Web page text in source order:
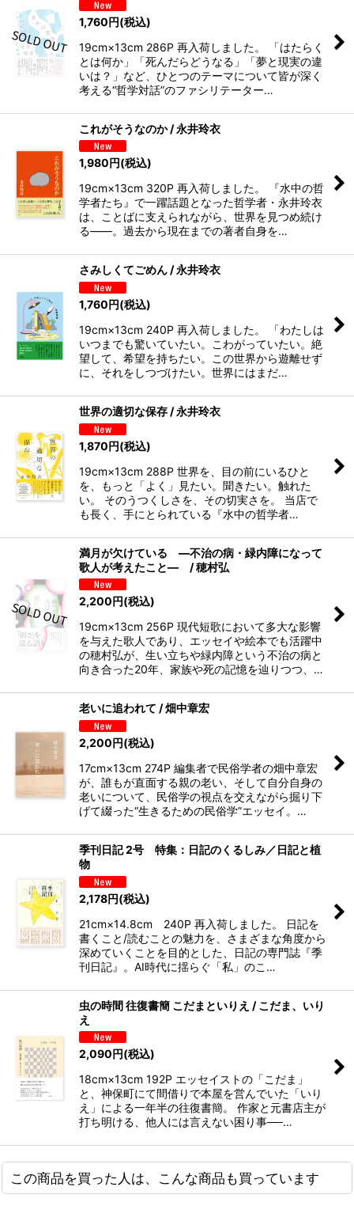
1,760円(税込)
19cm×13cm 286P 再入荷しました。 「はたらく
とは何か」「死んだらどうなる」「夢と現実の違
いは？」など、ひとつのテーマについて皆が深く
考える“哲学対話”のファシリテーター…
これがそうなのか / 永井玲衣
1,980円(税込)
19cm×13cm 320P 再入荷しました。 『水中の哲
学者たち』で一躍話題となった哲学者・永井玲衣
は、ことばに支えられながら、世界を見つめ続け
る――。過去から現在までの著者自身を…
さみしくてごめん / 永井玲衣
1,760円(税込)
19cm×13cm 240P 再入荷しました。 「わたしは
いつまでも驚いていたい。こわがっていたい。絶
望して、希望を持ちたい。この世界から遊離せず
に、それをしつづけたい。世界にはまだ…
世界の適切な保存 / 永井玲衣
1,870円(税込)
19cm×13cm 288P 世界を、目の前にいるひと
を、もっと「よく」見たい。聞きたい。触れた
い。 そのうつくしさを、その切実さを。 当店で
も長く、手にとられている『水中の哲学者…
満月が欠けている ―不治の病・緑内障になって
歌人が考えたこと― / 穂村弘
2,200円(税込)
19cm×13cm 256P 現代短歌において多大な影響
を与えた歌人であり、エッセイや絵本でも活躍中
の穂村弘が、生い立ちや緑内障という不治の病と
向き合った20年、家族や死の記憶を辿りつつ、…
老いに追われて / 畑中章宏
2,200円(税込)
17cm×13cm 274P 編集者で民俗学者の畑中章宏
が、誰もが直面する親の老い、そして自分自身の
老いについて、民俗学の視点を交えながら掘り下
げて綴った“生きるための民俗学”エッセイ。…
季刊日記 2号 特集：日記のくるしみ／日記と植
物
2,178円(税込)
21cm×14.8cm 240P 再入荷しました。 日記を
書くこと/読むことの魅力を、さまざまな角度から
深めていくことを目的とした、日記の専門誌『季
刊日記』。AI時代に揺らぐ「私」のこ…
虫の時間 往復書簡 こだまといりえ / こだま、いり
え
2,090円(税込)
18cm×13cm 192P エッセイストの「こだま」
と、神保町にて間借りで本屋を営んでいた「いり
え」による一年半の往復書簡。 作家と元書店主が
打ち明ける、他人には言えない困り事──…
この商品を買った人は、こんな商品も買っています